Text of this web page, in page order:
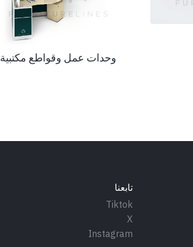
وحدات عمل وقواطع مكتبية
تابعنا
Tiktok
X
Instagram